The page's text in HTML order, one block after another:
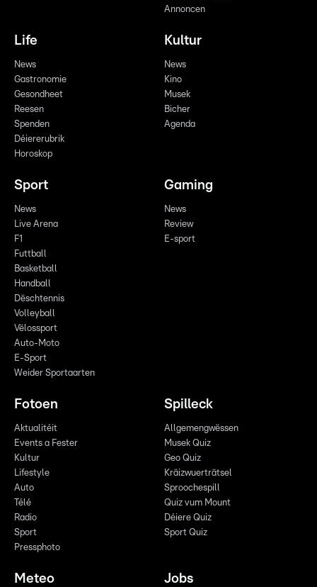
Annoncen
Life
News
Gastronomie
Gesondheet
Reesen
Spenden
Déiererubrik
Horoskop
Kultur
News
Kino
Musek
Bicher
Agenda
Sport
News
Live Arena
F1
Futtball
Basketball
Handball
Dëschtennis
Volleyball
Vëlossport
Auto-Moto
E-Sport
Weider Sportaarten
Gaming
News
Review
E-sport
Fotoen
Aktualitéit
Events a Fester
Kultur
Lifestyle
Auto
Télé
Radio
Sport
Pressphoto
Spilleck
Allgemengwëssen
Musek Quiz
Geo Quiz
Kräizwuerträtsel
Sproochespill
Quiz vum Mount
Déiere Quiz
Sport Quiz
Meteo Jobs